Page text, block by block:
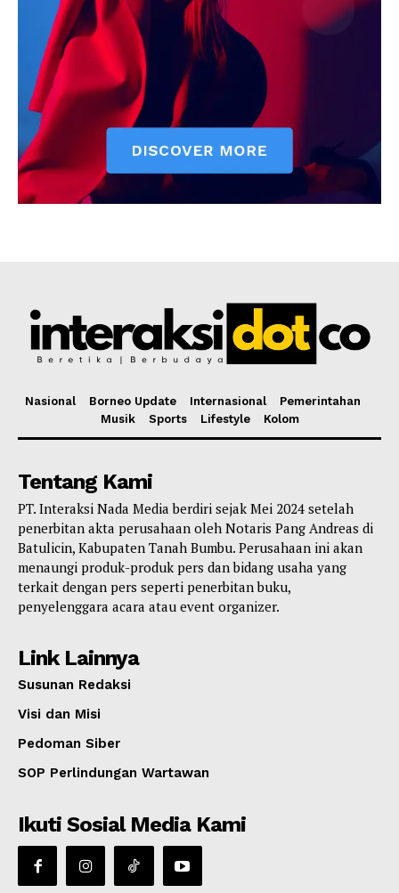
Nasional Borneo Update Internasional
Pemerintahan
Musik
Sports Lifestyle Kolom
Tentang Kami
PT. Interaksi Nada Media berdiri sejak Mei 2024 setelah
penerbitan akta perusahaan oleh Notaris Pang Andreas di
Batulicin, Kabupaten Tanah Bumbu. Perusahaan ini akan
menaungi produk-produk pers dan bidang usaha yang
terkait dengan pers seperti penerbitan buku,
penyelenggara acara atau event organizer.
Link Lainnya
Susunan Redaksi
Visi dan Misi
Pedoman Siber
SOP Perlindungan Wartawan
Ikuti Sosial Media Kami